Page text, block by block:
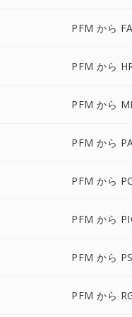
PFM から
PFM から
PFM から
PFM から
PFM から
PFM から
PFM から
PFM から